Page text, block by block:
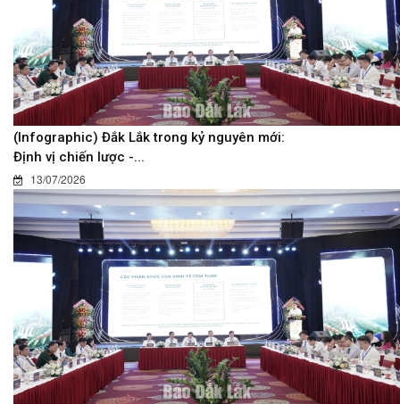
(Infographic) Đắk Lắk trong kỷ nguyên mới:
Định vị chiến lược -...
13/07/2026